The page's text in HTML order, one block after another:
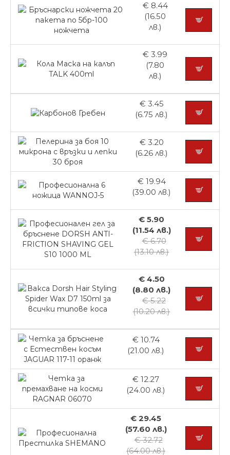
€ 8.44
(16.50
лв.)
€ 3.99
(7.80
лв.)
€ 3.45
(6.75 лв.)
€ 3.20
(6.26 лв.)
€ 19.94
(39.00 лв.)
€ 5.90
(11.54 лв.)
€ 6.70
(13.10 лв.)
€ 4.50
(8.80 лв.)
€ 5.22
(10.20 лв.)
€ 10.74
(21.00 лв.)
€ 12.27
(24.00 лв.)
€ 29.45
(57.60 лв.)
€ 32.72
(64.00 лв.)